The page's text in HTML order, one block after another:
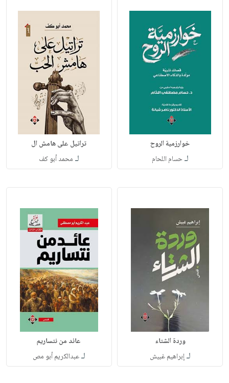
خوارزمية الروح
لـحسام اللحام
تراتيل على هامش ال
لـ محمد أبو كف
وردة الشتاء
لـإبراهيم غبيش
عائد من نتساريم
لـعبدالكريم أبو مص